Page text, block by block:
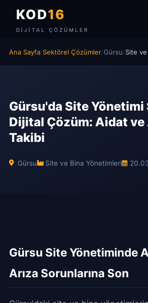
KOD16
DIJITAL ÇÖZÜMLER
Ana Sayfa/Sektörel Çözümler/Gürsu/Site
Gürsu'da Site Yönetimi
Dijital Çözüm: Aidat ve
Takibi
Gürsu Site ve Bina Yönetimleri
Gürsu Site Yönetiminde
Arıza Sorunlarına Son